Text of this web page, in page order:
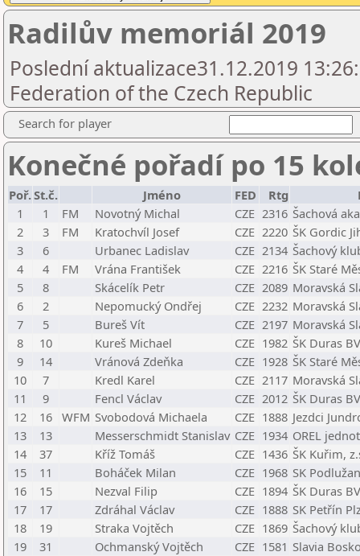
Radilův memoriál 2019
Poslední aktualizace31.12.2019
Federation of the Czech Republic
Search for player
Konečné pořadí po 15
Poř.St.č. Jméno FED Rtg
1
1 FM Novotný Michal CZE 2316 Šachová
2
3 FM Kratochvíl Josef CZE 2220 ŠK Gordic
3
6 Urbanec Ladislav CZE 2134 Šachový
4
4 FM Vrána František CZE 2216 ŠK Staré
5
8 Skácelík Petr CZE 2089 Moravská
6
2 Nepomucký Ondřej CZE 2232 Moravská
7
5 Bureš Vít CZE 2197 Moravská
8
10 Kureš Michael CZE 1982 ŠK Duras
9
14 Vránová Zdeňka CZE 1928 ŠK Staré
10
7 Kredl Karel CZE 2117 Moravská
11
9 Fencl Václav CZE 2012 ŠK Duras
12
16 WFM Svobodová Michaela CZE 1888 Jezdci
13
13 Messerschmidt Stanislav CZE 1934 OREL
14
37 Kříž Tomáš CZE 1436 ŠK Kuřim,
15
11 Boháček Milan CZE 1968 SK
16
15 Nezval Filip CZE 1894 ŠK Duras
17
17 Zdráhal Václav CZE 1888 SK Petřín
18
19 Straka Vojtěch CZE 1869 Šachový
19
31 Ochmanský Vojtěch CZE 1581 Slavia